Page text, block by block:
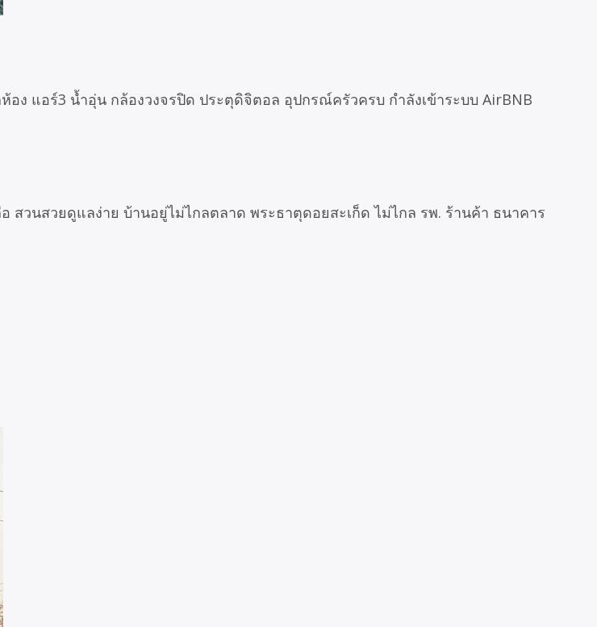
ง แอร์3 น้ำอุ่น กล้องวงจรปิด ประตุดิจิตอล อุปกรณ์ครัวครบ กำลังเข้าระบบ AirBNB
วนสวยดูแลง่าย บ้านอยู่ไม่ไกลตลาด พระธาตุดอยสะเก็ด ไม่ไกล รพ. ร้านค้า ธนาคาร